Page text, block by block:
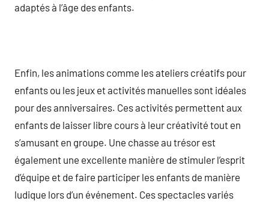
adaptés à l’âge des enfants.
Enfin, les animations comme les ateliers créatifs pour
enfants ou les jeux et activités manuelles sont idéales
pour des anniversaires. Ces activités permettent aux
enfants de laisser libre cours à leur créativité tout en
s’amusant en groupe. Une chasse au trésor est
également une excellente manière de stimuler l’esprit
d’équipe et de faire participer les enfants de manière
ludique lors d’un événement. Ces spectacles variés